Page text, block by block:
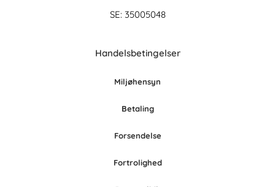
SE: 35005048
Handelsbetingelser
Miljøhensyn
Betaling
Forsendelse
Fortrolighed